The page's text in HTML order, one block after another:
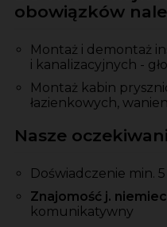
obowiązków
Montaż i demontaż
i kanalizacyjnych -
Montaż kabin
łazienkowych,
Nasze
Doświadczenie min.
Znajomość j.
komunikatywny